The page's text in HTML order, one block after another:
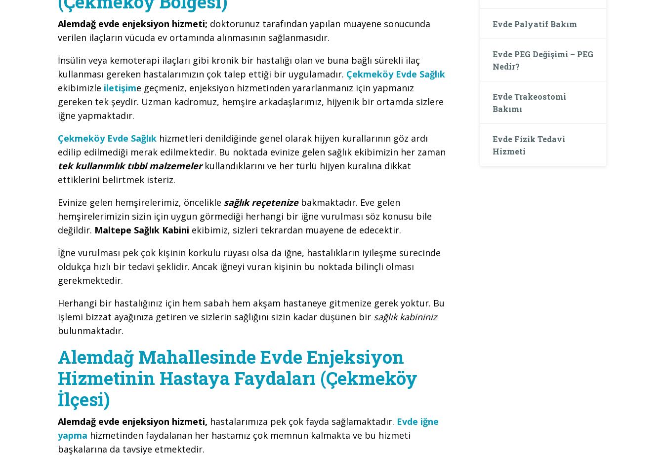
Alemdağ evde enjeksiyon hizmeti; doktorunuz tarafından yapılan muayene sonucunda
verilen ilaçların vücuda ev ortamında alınmasının sağlanmasıdır.
İnsülin veya kemoterapi ilaçları gibi kronik bir hastalığı olan ve buna bağlı sürekli ilaç
kullanması gereken hastalarımızın çok talep ettiği bir uygulamadır. Çekmeköy Evde Sağlık
ekibimizle iletişime geçmeniz, enjeksiyon hizmetinden yararlanmanız için yapmanız
gereken tek şeydir. Uzman kadromuz, hemşire arkadaşlarımız, hijyenik bir ortamda sizlere
iğne yapmaktadır.
Çekmeköy Evde Sağlık hizmetleri denildiğinde genel olarak hijyen kurallarının göz ardı
edilip edilmediği merak edilmektedir. Bu noktada evinize gelen sağlık ekibimizin her zaman
tek kullanımlık tıbbi malzemelerkullandıklarını ve her türlü hijyen kuralına dikkat
ettiklerini belirtmek isteriz.
Evinize gelen hemşirelerimiz, öncelikle sağlık reçetenizebakmaktadır. Eve gelen
hemşirelerimizin sizin için uygun görmediği herhangi bir iğne vurulması söz konusu bile
değildir. Maltepe Sağlık Kabini ekibimiz, sizleri tekrardan muayene de edecektir.
İğne vurulması pek çok kişinin korkulu rüyası olsa da iğne, hastalıkların iyileşme sürecinde
oldukça hızlı bir tedavi şeklidir. Ancak iğneyi vuran kişinin bu noktada bilinçli olması
gerekmektedir.
Herhangi bir hastalığınız için hem sabah hem akşam hastaneye gitmenize gerek yoktur. Bu
işlemi bizzat ayağınıza getiren ve sizlerin sağlığını sizin kadar düşünen bir sağlık kabininiz
bulunmaktadır.
Alemdağ Mahallesinde Evde Enjeksiyon
Hizmetinin Hastaya Faydaları (Çekmeköy
İlçesi)
Alemdağ evde enjeksiyon hizmeti, hastalarımıza pek çok fayda sağlamaktadır. Evde iğne
yapma hizmetinden faydalanan her hastamız çok memnun kalmakta ve bu hizmeti
başkalarına da tavsiye etmektedir.
Evde Palyatif Bakım
Evde PEG Değişimi – PEG
Nedir?
Evde Trakeostomi
Bakımı
Evde Fizik Tedavi
Hizmeti